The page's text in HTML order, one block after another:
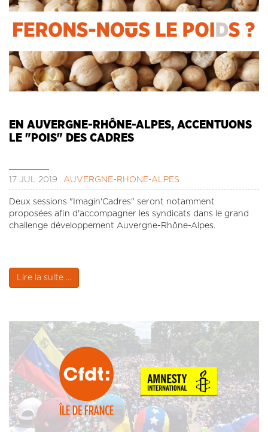
EN AUVERGNE-RHÔNE-ALPES, ACCENTUONS
LE "POIS" DES CADRES
17 JUL 2019 AUVERGNE-RHÔNE-ALPES
Deux sessions "Imagin'Cadres" seront notamment
proposées afin d'accompagner les syndicats dans le grand
challenge développement Auvergne-Rhône-Alpes.
Lire la suite ...